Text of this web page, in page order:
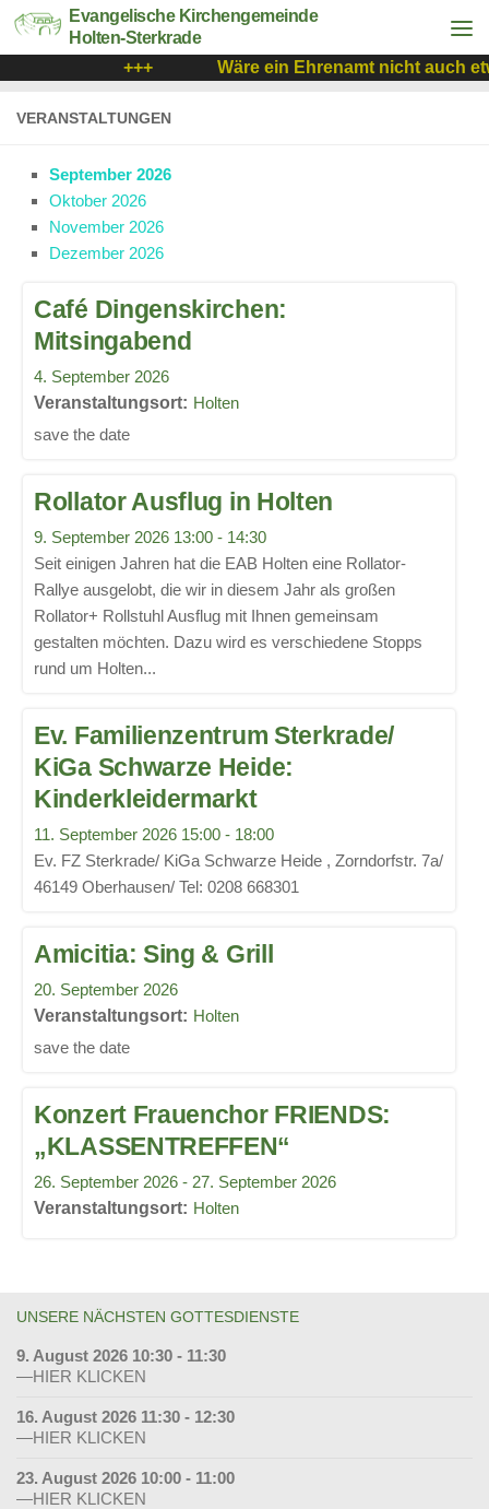
Evangelische Kirchengemeinde
Holten-Sterkrade
+++
Wäre ein Ehrenamt nicht auch
VERANSTALTUNGEN
September 2026
Oktober 2026
November 2026
Dezember 2026
Café Dingenskirchen:
Mitsingabend
4. September 2026
Holten
save the date
Rollator Ausflug in Holten
9. September 2026 13:00 - 14:30
Seit einigen Jahren hat die EAB Holten eine Rollator-
Rallye ausgelobt, die wir in diesem Jahr als großen
Rollator+ Rollstuhl Ausflug mit Ihnen gemeinsam
gestalten möchten. Dazu wird es verschiedene Stopps
rund um Holten...
Ev. Familienzentrum Sterkrade/
KiGa Schwarze Heide:
Kinderkleidermarkt
11. September 2026 15:00 - 18:00
Ev. FZ Sterkrade/ KiGa Schwarze Heide , Zorndorfstr. 7a/
46149 Oberhausen/ Tel: 0208 668301
Amicitia: Sing & Grill
20. September 2026
Holten
save the date
Konzert Frauenchor FRIENDS:
„KLASSENTREFFEN“
26. September 2026 - 27. September 2026
Holten
UNSERE NÄCHSTEN GOTTESDIENSTE
9. August 2026 10:30 - 11:30
—HIER KLICKEN
16. August 2026 11:30 - 12:30
—HIER KLICKEN
23. August 2026 10:00 - 11:00
—HIER KLICKEN